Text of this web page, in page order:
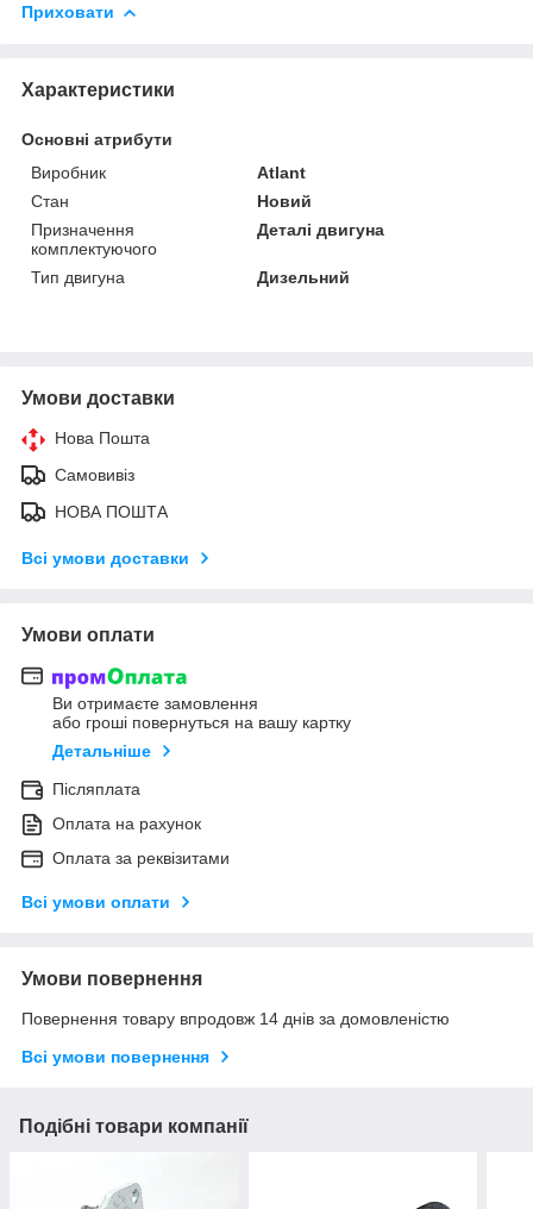
Приховати
Характеристики
Основні атрибути
Виробник
Atlant
Стан
Новий
Призначення
комплектуючого
Деталі двигуна
Тип двигуна Дизельний
Умови доставки
Нова Пошта
Самовивіз
НОВА ПОШТА
Всі умови доставки
Умови оплати
Ви отримаєте замовлення
або гроші повернуться на вашу картку
Детальніше
Післяплата
Оплата на рахунок
Оплата за реквізитами
Всі умови оплати
Умови повернення
Повернення товару впродовж 14 днів за домовленістю
Всі умови повернення
Подібні товари компанії